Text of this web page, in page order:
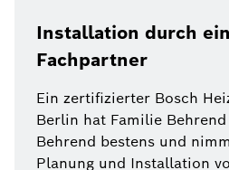
Installation durch
Fachpartner
Ein zertifizierter Bosch
Berlin hat Familie
Behrend bestens und
Planung und Installation